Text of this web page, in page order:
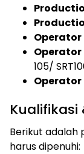
Operator
Operator
105/
Kualifikasi
Berikut adalah
harus dipenuhi: